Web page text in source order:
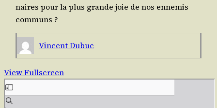
naires pour la plus grande joie de nos enne­mis
communs ?
Vincent Dubuc
View Fullscreen